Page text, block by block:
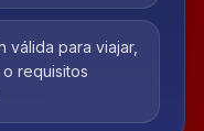
válida para viajar,
requisitos